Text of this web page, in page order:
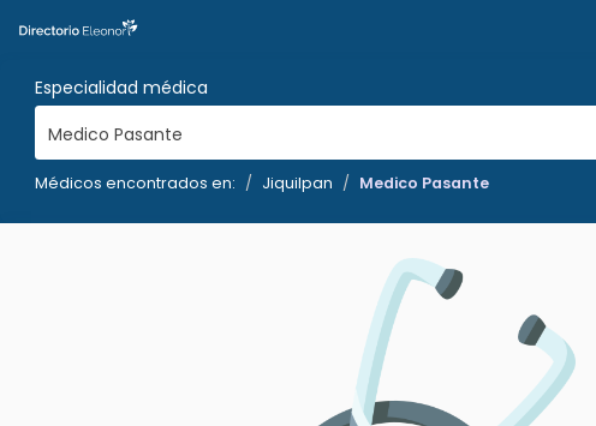
Especialidad médica
Medico Pasante
Médicos encontrados en: Jiquilpan Medico Pasante